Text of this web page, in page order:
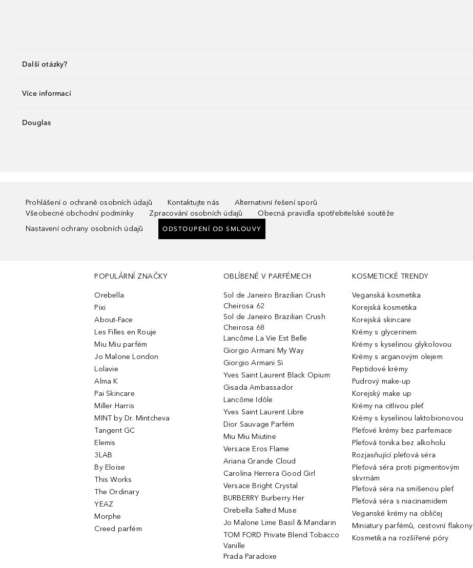
Další otázky?
Více informací
Douglas
Prohlášení o ochraně osobních údajů Kontaktujte nás
Alternativní řešení sporů
Všeobecné obchodní podmínky
Zpracování osobních údajů
Obecná pravidla spotřebitelské soutěže
Nastavení ochrany osobních údajů
ODSTOUPENÍ OD SMLOUVY
POPULÁRNÍ ZNAČKY
Orebella
Pixi
About-Face
Les Filles en Rouje
Miu Miu parfém
Jo Malone London
Lolavie
Alma K
Pai Skincare
Miller Harris
MINT by Dr. Mintcheva
Tangent GC
Elemis
3LAB
By Eloise
This Works
The Ordinary
YEAZ
Morphe
Creed parfém
OBLÍBENÉ V PARFÉMECH
Sol de Janeiro Brazilian Crush
Cheirosa 62
Sol de Janeiro Brazilian Crush
Cheirosa 68
Lancôme La Vie Est Belle
Giorgio Armani My Way
Giorgio Armani Sì
Yves Saint Laurent Black Opium
Gisada Ambassador
Lancôme Idôle
Yves Saint Laurent Libre
Dior Sauvage Parfém
Miu Miu Miutine
Versace Eros Flame
Ariana Grande Cloud
Carolina Herrera Good Girl
Versace Bright Crystal
BURBERRY Burberry Her
Orebella Salted Muse
Jo Malone Lime Basil & Mandarin
TOM FORD Private Blend Tobacco
Vanille
Prada Paradoxe
KOSMETICKÉ TRENDY
Veganská kosmetika
Korejská kosmetika
Korejská skincare
Krémy s glycerinem
Krémy s kyselinou glykolovou
Krémy s arganovým olejem
Peptidové krémy
Pudrový make-up
Korejský make up
Krémy na citlivou pleť
Krémy s kyselinou laktobionovou
Pleťové krémy bez parfemace
Pleťová tonika bez alkoholu
Rozjasňující pleťová séra
Pleťová séra proti pigmentovým
skvrnám
Pleťová séra na smíšenou pleť
Pleťová séra s niacinamidem
Veganské krémy na obličej
Miniatury parfémů, cestovní flakony
Kosmetika na rozšířené póry